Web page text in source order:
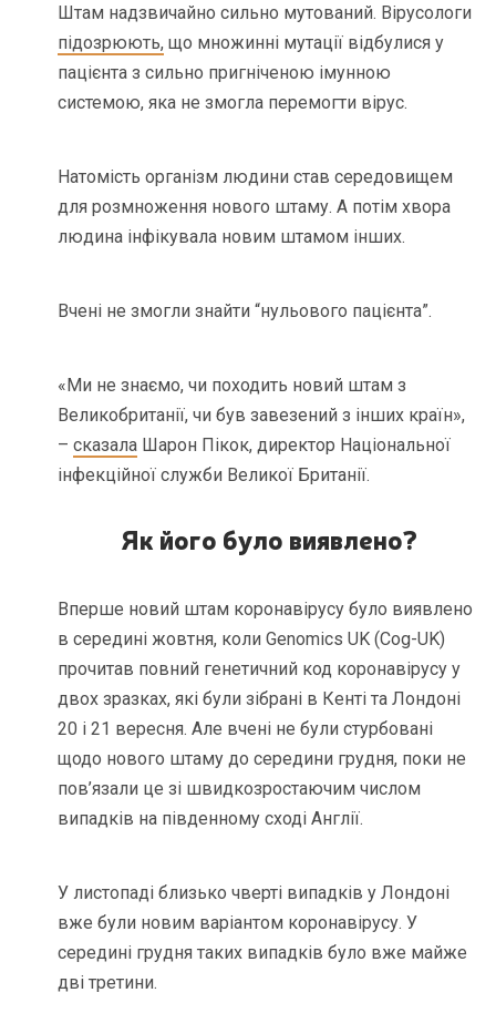
Штам надзвичайно сильно мутований. Вірусологи
підозрюють, що множинні мутації відбулися у
пацієнта з сильно пригніченою імунною
системою, яка не змогла перемогти вірус.
Натомість організм людини став середовищем
для розмноження нового штаму. А потім хвора
людина інфікувала новим штамом інших.
Вчені не змогли знайти “нульового пацієнта”.
«Ми не знаємо, чи походить новий штам з
Великобританії, чи був завезений з інших країн»,
–сказала Шарон Пікок, директор Національної
інфекційної служби Великої Британії.
Як його було виявлено?
Вперше новий штам коронавірусу було виявлено
в середині жовтня, коли Genomics UK (Cog-UK)
прочитав повний генетичний код коронавірусу у
двох зразках, які були зібрані в Кенті та Лондоні
20 і 21 вересня. Але вчені не були стурбовані
щодо нового штаму до середини грудня, поки не
пов’язали це зі швидкозростаючим числом
випадків на південному сході Англії.
У листопаді близько чверті випадків у Лондоні
вже були новим варіантом коронавірусу. У
середині грудня таких випадків було вже майже
дві третини.